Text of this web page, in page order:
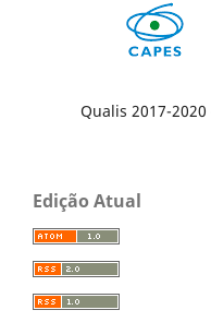
Qualis 2017-2020
Edição Atual